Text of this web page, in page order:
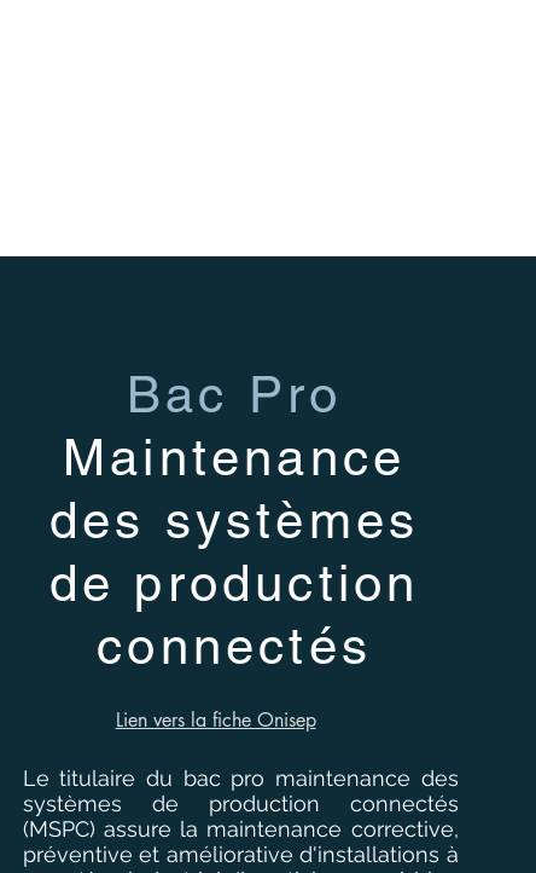
Bac Pro
Maintenance
des systèmes
de production
connectés
Lien vers la fiche Onisep
Le titulaire du bac pro maintenance des
systèmes de production connectés
(MSPC) assure la maintenance corrective,
préventive et améliorative d'installations à